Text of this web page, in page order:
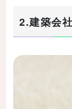
2.建築会